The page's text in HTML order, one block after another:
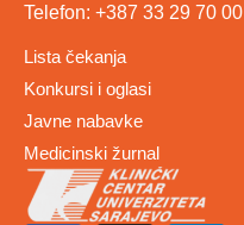
Telefon: +387 33 29 70 00
Lista čekanja
Konkursi i oglasi
Javne nabavke
Medicinski žurnal